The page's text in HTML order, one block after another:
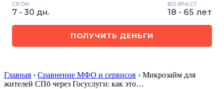
СРОК
7 - 30 дн.
ВОЗРАСТ
18 - 65 лет
ПОЛУЧИТЬ ДЕНЬГИ
Главная › Сравнение МФО и сервисов › Микрозайм для
жителей СПб через Госуслуги: как это…